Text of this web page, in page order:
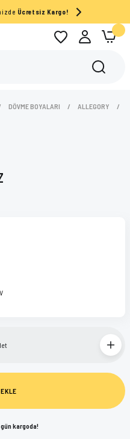
Ücretsiz Kargo!
DÖVME BOYALARI ALLEGORY
kargoda!